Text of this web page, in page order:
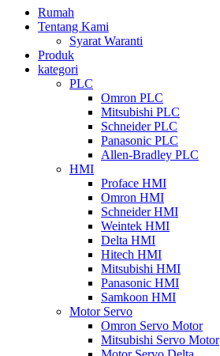
Rumah
Tentang Kami
Syarat Waranti
Produk
kategori
PLC
Omron PLC
Mitsubishi PLC
Schneider PLC
Panasonic PLC
Allen-Bradley PLC
HMI
Proface HMI
Omron HMI
Schneider HMI
Weintek HMI
Delta HMI
Hitech HMI
Mitsubishi HMI
Panasonic HMI
Samkoon HMI
Motor Servo
Omron Servo Motor
Mitsubishi Servo Motor